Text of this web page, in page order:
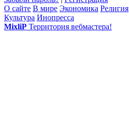
О сайте В мире Экономика Религия
Культура Инопресса
MixliP Территория вебмастера!